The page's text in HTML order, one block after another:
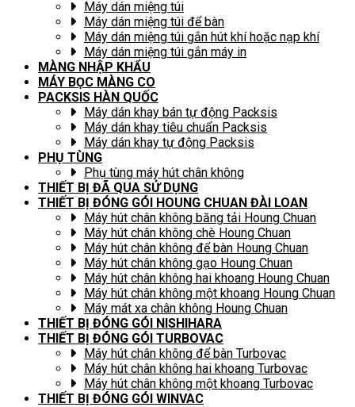
Máy dán miệng túi
Máy dán miệng túi để bàn
Máy dán miệng túi gắn hút khí hoặc nạp khí
Máy dán miệng túi gắn máy in
MÀNG NHẬP KHẨU
MÁY BỌC MÀNG CO
PACKSIS HÀN QUỐC
Máy dán khay bán tự động Packsis
Máy dán khay tiêu chuẩn Packsis
Máy dán khay tự động Packsis
PHỤ TÙNG
Phụ tùng máy hút chân không
THIẾT BỊ ĐÃ QUA SỬ DỤNG
THIẾT BỊ ĐÓNG GÓI HOUNG CHUAN ĐÀI LOAN
Máy hút chân không băng tải Houng Chuan
Máy hút chân không chè Houng Chuan
Máy hút chân không để bàn Houng Chuan
Máy hút chân không gạo Houng Chuan
Máy hút chân không hai khoang Houng Chuan
Máy hút chân không một khoang Houng Chuan
Máy mát xa chân không Houng Chuan
THIẾT BỊ ĐÓNG GÓI NISHIHARA
THIẾT BỊ ĐÓNG GÓI TURBOVAC
Máy hút chân không để bàn Turbovac
Máy hút chân không hai khoang Turbovac
Máy hút chân không một khoang Turbovac
THIẾT BỊ ĐÓNG GÓI WINVAC